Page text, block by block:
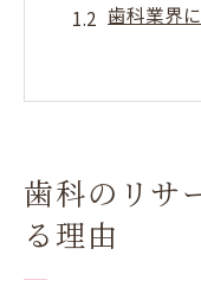
歯科業界
歯科経営
経営戦略
患者満足度向
歯科での
歯科のリサ
る理由